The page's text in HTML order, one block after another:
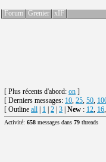
Forum Grenier xIF
[ Plus récents d'abord: on ]
[ Derniers messages: 10, 25, 50,
[ Outline all 1 2 3 New : 12, 16,
Activité: 658 messages dans 79 threads